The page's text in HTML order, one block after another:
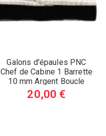
Galons d'épaules PNC
Chef de Cabine 1 Barrette
10 mm Argent Boucle
Nelson (A)
20,00 €